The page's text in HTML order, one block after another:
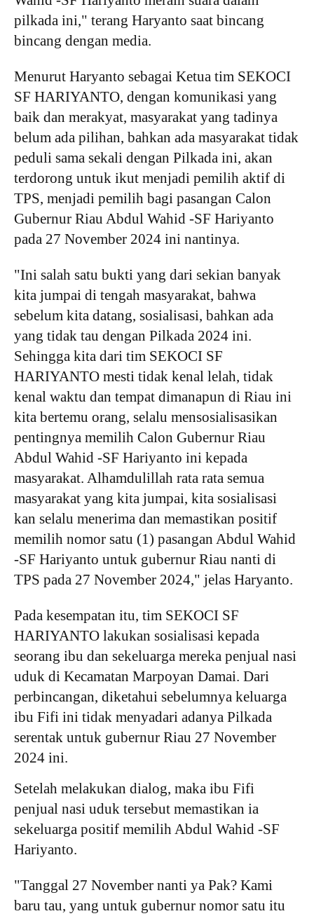
pilkada ini," terang Haryanto saat bincang
bincang dengan media.
Menurut Haryanto sebagai Ketua tim SEKOCI
SF HARIYANTO, dengan komunikasi yang
baik dan merakyat, masyarakat yang tadinya
belum ada pilihan, bahkan ada masyarakat tidak
peduli sama sekali dengan Pilkada ini, akan
terdorong untuk ikut menjadi pemilih aktif di
TPS, menjadi pemilih bagi pasangan Calon
Gubernur Riau Abdul Wahid -SF Hariyanto
pada 27 November 2024 ini nantinya.
"Ini salah satu bukti yang dari sekian banyak
kita jumpai di tengah masyarakat, bahwa
sebelum kita datang, sosialisasi, bahkan ada
yang tidak tau dengan Pilkada 2024 ini.
Sehingga kita dari tim SEKOCI SF
HARIYANTO mesti tidak kenal lelah, tidak
kenal waktu dan tempat dimanapun di Riau ini
kita bertemu orang, selalu mensosialisasikan
pentingnya memilih Calon Gubernur Riau
Abdul Wahid -SF Hariyanto ini kepada
masyarakat. Alhamdulillah rata rata semua
masyarakat yang kita jumpai, kita sosialisasi
kan selalu menerima dan memastikan positif
memilih nomor satu (1) pasangan Abdul Wahid
-SF Hariyanto untuk gubernur Riau nanti di
TPS pada 27 November 2024," jelas Haryanto.
Pada kesempatan itu, tim SEKOCI SF
HARIYANTO lakukan sosialisasi kepada
seorang ibu dan sekeluarga mereka penjual nasi
uduk di Kecamatan Marpoyan Damai. Dari
perbincangan, diketahui sebelumnya keluarga
ibu Fifi ini tidak menyadari adanya Pilkada
serentak untuk gubernur Riau 27 November
2024 ini.
Setelah melakukan dialog, maka ibu Fifi
penjual nasi uduk tersebut memastikan ia
sekeluarga positif memilih Abdul Wahid -SF
Hariyanto.
"Tanggal 27 November nanti ya Pak? Kami
baru tau, yang untuk gubernur nomor satu itu